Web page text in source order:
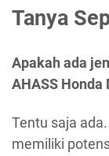
Tanya
Apakah ada
AHASS Honda
Tentu saja
memiliki